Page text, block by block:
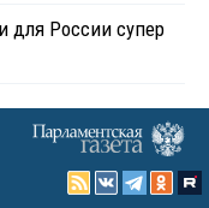
для России супер